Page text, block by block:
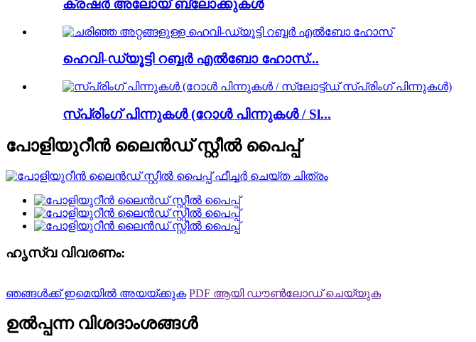
ക്രഷർ അലോയ് ബ്ലോക്കുകൾ
ഹെവി-ഡ്യൂട്ടി റബ്ബർ എൽബോ ഹോസ്...
സ്പ്രിംഗ് പിന്നുകൾ (റോൾ പിന്നുകൾ / Sl...
പോളിയുറീൻ ലൈൻഡ് സ്റ്റീൽ പൈപ്പ്
ഹൃസ്വ വിവരണം:
ഞങ്ങൾക്ക് ഇമെയിൽ അയയ്ക്കുക PDF ആയി ഡൗൺലോഡ് ചെയ്യുക
ഉൽപ്പന്ന വിശദാംശങ്ങൾ